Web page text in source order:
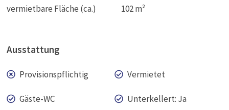
vermietbare Fläche (ca.)
102 m²
Ausstattung
Provisionspflichtig Vermietet
Gäste-WC Unterkellert: Ja